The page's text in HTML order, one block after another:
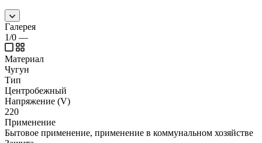
Галерея
1/0 —
Материал
Чугун
Тип
Центробежный
Напряжение (V)
220
Применение
Бытовое применение, применение в коммунальном хозяйстве